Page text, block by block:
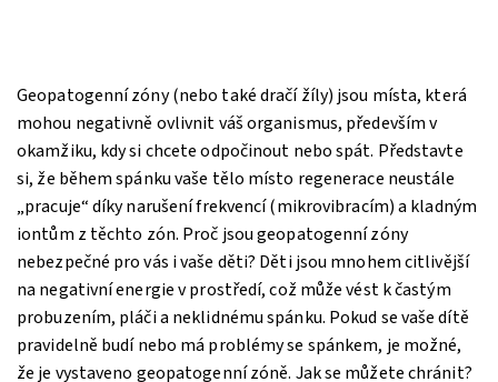
Geopatogenní zóny (nebo také dračí žíly) jsou místa, která
mohou negativně ovlivnit váš organismus, především v
okamžiku, kdy si chcete odpočinout nebo spát. Představte
si, že během spánku vaše tělo místo regenerace neustále
„pracuje“ díky narušení frekvencí (mikrovibracím) a kladným
iontům z těchto zón. Proč jsou geopatogenní zóny
nebezpečné pro vás i vaše děti? Děti jsou mnohem citlivější
na negativní energie v prostředí, což může vést k častým
probuzením, pláči a neklidnému spánku. Pokud se vaše dítě
pravidelně budí nebo má problémy se spánkem, je možné,
že je vystaveno geopatogenní zóně. Jak se můžete chránit?